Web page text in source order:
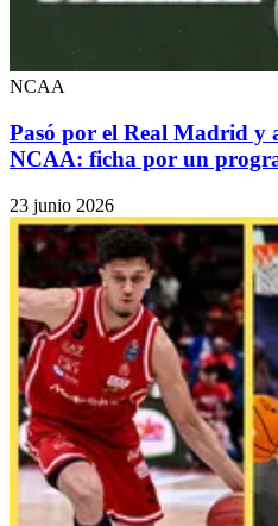
NCAA
Pasó por el Real Madrid y
NCAA: ficha por un
23 junio 2026